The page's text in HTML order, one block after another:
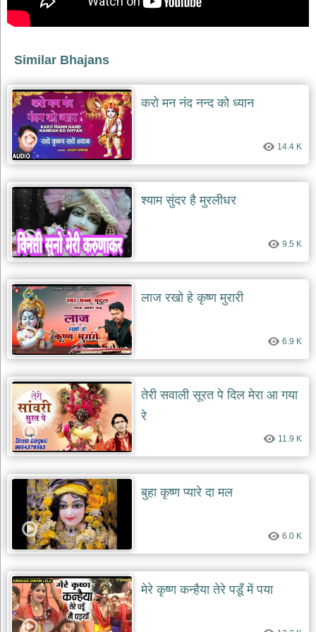
raam
bhajans
भजन
bhajans
विविध
भजन
miscellaneous
bhajans
भजन
vishnu
bhajans
बाबा
बालक
नाथ
भजन
baba
balak
nath
bhajans
देश
भक्ति
patriotic
bhajans
खाटू
श्याम
भजन
khatu
bhajans
रानी
सती
दादी
भजन
rani
dadi
bhajans
बावा
लाल
Similar Bhajans
करो मन नंद नन्द को ध्यान
14.4 K
श्याम सुंदर है मुरलीधर
9.5 K
लाज रखो हे कृष्ण मुरारी
6.9 K
तेरी सवाली सूरत पे दिल मेरा आ गया
रे
11.9 K
बुहा कृष्ण प्यारे दा मल
6.0 K
मेरे कृष्ण कन्हैया तेरे पडूँ में पया